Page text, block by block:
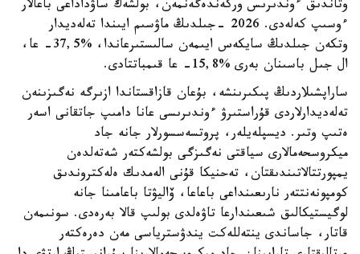
وتاندىق ءوندىرىس وركەندەگەنمەن، بولشەك ساۋداداعى باعالار
ءوسىپ كەلەدى. 2026 -جىلدىڭ ماۋسىم ايىندا تەلەديدار
وتكەن جىلدىڭ سايكەس ايىمەن سالىستىرعاندا، %37,5- عا،
ال جىل باسىنان بەرى %15,8- عا قىمباتتادى.
ساراپشىلاردىڭ پىكىرىنشە، بۇعان قازاقستاندا ازىرگە نەگىزىنەن
تەلەديدارلاردى قۇراستىرۋ ءوندىرىسى عانا دامىپ جاتقانى اسەر
ەتىپ وتىر. ديسپلەيلەر، پروتسەسسورلار جانە جاد
ميكروسحەمالارى سياقتى نەگىزگى بولشەكتەر شەتەلدەن
يمپورتتالاتىندىقتان، تەحنيكا قۇنى الەمدىك ەلەكتروندىق
كومپونەنتتەر نارىعىنداعى باعاعا، ۆاليۋتا باعامىنا جانە
لوگيستيكالىق شىعىندارعا تاۋەلدى بولىپ قالا بەرەدى. سونىمەن
قاتار، جاساندى ينتەللەكت يندۋسترياسى مەن دەرەكتەر